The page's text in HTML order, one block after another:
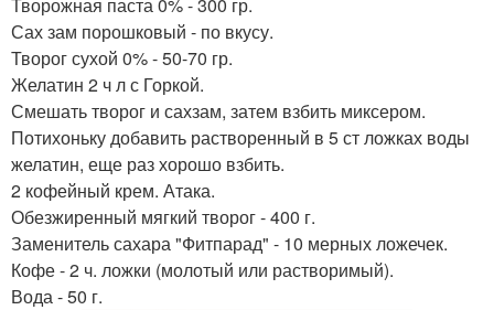
Сах зам порошковый - по вкусу.
Творог сухой 0% - 50-70 гр.
Желатин 2 ч л с Горкой.
Смешать творог и сахзам, затем взбить миксером.
Потихоньку добавить растворенный в 5 ст ложках воды
желатин, еще раз хорошо взбить.
2 кофейный крем. Атака.
Обезжиренный мягкий творог - 400 г.
Заменитель сахара "Фитпарад" - 10 мерных ложечек.
Кофе - 2 ч. ложки (молотый или растворимый).
Вода - 50 г.